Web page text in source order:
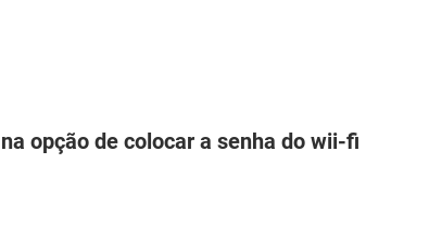
opção de colocar a senha do wii-fi